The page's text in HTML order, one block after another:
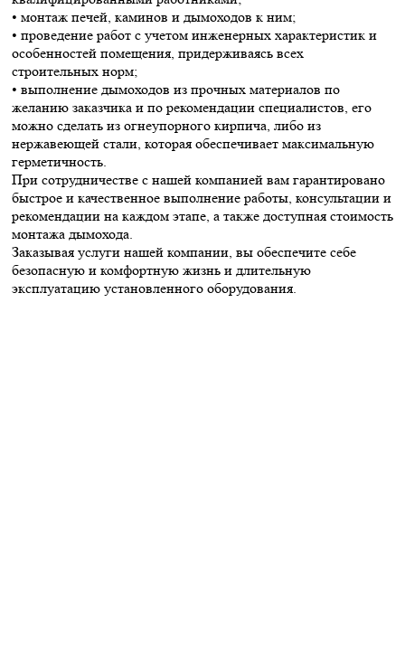
• монтаж печей, каминов и дымоходов к ним;
• проведение работ с учетом инженерных характеристик и
особенностей помещения, придерживаясь всех
строительных норм;
• выполнение дымоходов из прочных материалов по
желанию заказчика и по рекомендации специалистов, его
можно сделать из огнеупорного кирпича, либо из
нержавеющей стали, которая обеспечивает максимальную
герметичность.
При сотрудничестве с нашей компанией вам гарантировано
быстрое и качественное выполнение работы, консультации и
рекомендации на каждом этапе, а также доступная стоимость
монтажа дымохода.
Заказывая услуги нашей компании, вы обеспечите себе
безопасную и комфортную жизнь и длительную
эксплуатацию установленного оборудования.